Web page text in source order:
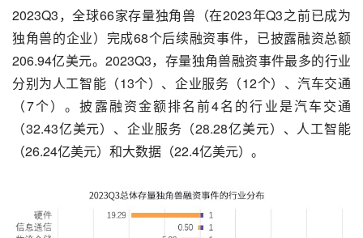
2023Q3，全球66家存量独角兽（在2023年Q3之前已成为
独角兽的企业）完成68个后续融资事件，已披露融资总额
206.94亿美元。2023Q3，存量独角兽融资事件最多的行业
分别为人工智能（13个）、企业服务（12个）、汽车交通
（7个）。披露融资金额排名前4名的行业是汽车交通
（32.43亿美元）、企业服务（28.28亿美元）、人工智能
（26.24亿美元）和大数据（22.4亿美元）。